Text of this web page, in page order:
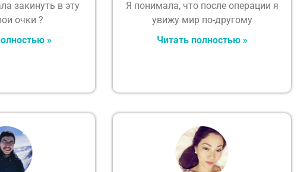
закинуть в эту
очки ?
»
Я понимала, что после операции я
увижу мир по-другому
Читать полностью »